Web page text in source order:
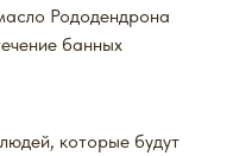
Рододендрона
банных
которые будут